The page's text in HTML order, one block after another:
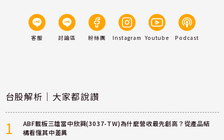
客服 討論區 粉絲團 Instagram Youtube Podcast
台股解析｜大家都說讚
1
ABF載板三雄當中欣興(3037-TW)為什麼營收最先創高？從產品結
構看懂其中差異